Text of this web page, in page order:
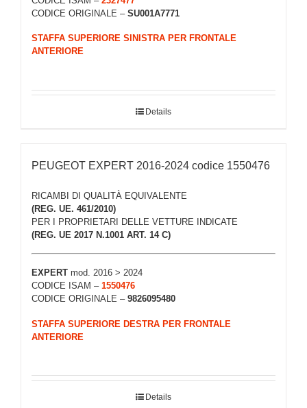
CODICE ORIGINALE – SU001A7771
STAFFA SUPERIORE SINISTRA PER FRONTALE
ANTERIORE
Details
PEUGEOT EXPERT 2016-2024 codice 1550476
RICAMBI DI QUALITÀ EQUIVALENTE
(REG. UE. 461/2010)
PER I PROPRIETARI DELLE VETTURE INDICATE
(REG. UE 2017 N.1001 ART. 14 C)
EXPERT mod. 2016 > 2024
CODICE ISAM – 1550476
CODICE ORIGINALE – 9826095480
STAFFA SUPERIORE DESTRA PER FRONTALE
ANTERIORE
Details